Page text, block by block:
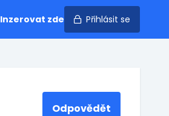
Inzerovat zde Přihlásit se
Odpovědět